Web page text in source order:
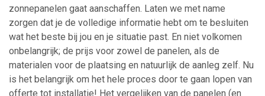
zonnepanelen gaat aanschaffen. Laten we met name
zorgen dat je de volledige informatie hebt om te besluiten
wat het beste bij jou en je situatie past. En niet volkomen
onbelangrijk; de prijs voor zowel de panelen, als de
materialen voor de plaatsing en natuurlijk de aanleg zelf. Nu
is het belangrijk om het hele proces door te gaan lopen van
offerte tot installatie! Het vergelijken van de panelen (en